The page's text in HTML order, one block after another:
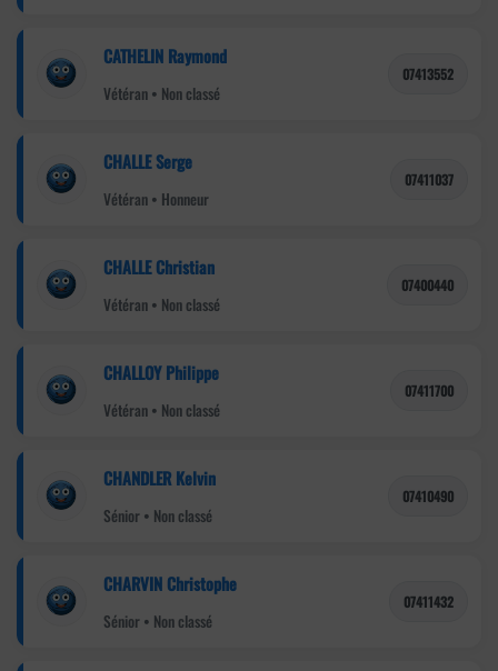
CATHELIN Raymond
Vétéran • Non classé
07413552
CHALLE Serge
Vétéran • Honneur
07411037
CHALLE Christian
Vétéran • Non classé
07400440
CHALLOY Philippe
Vétéran • Non classé
07411700
CHANDLER Kelvin
Sénior • Non classé
07410490
CHARVIN Christophe
Sénior • Non classé
07411432